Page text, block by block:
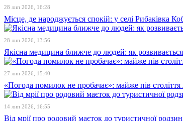
28 лип 2026, 16:28
Місце, де народжується спокій: у селі Рибаківка
28 лип 2026, 13:56
Якісна медицина ближче до людей: як
27 лип 2026, 15:40
«Погода помилок не пробачає»: майже пів
14 лип 2026, 16:55
Від мрії про родовий маєток до туристичної